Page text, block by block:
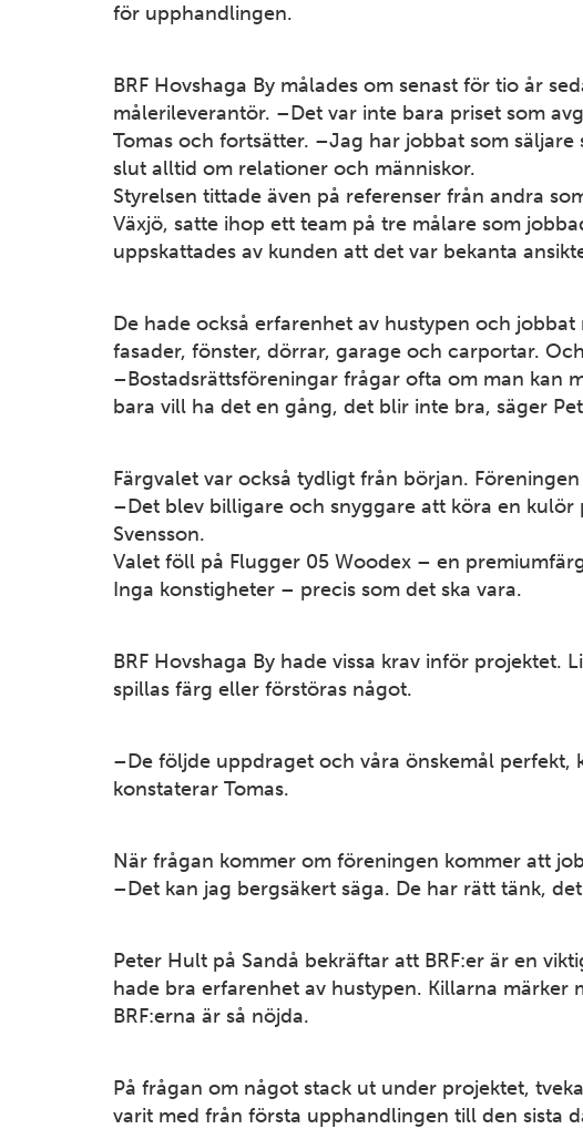
för upphandlingen.
BRF Hovshaga By målades om senast för tio år
målerileverantör. –Det var inte bara priset som
Tomas och fortsätter. –Jag har jobbat som
slut alltid om relationer och människor.
Styrelsen tittade även på referenser från andra
Växjö, satte ihop ett team på tre målare som
uppskattades av kunden att det var bekanta
De hade också erfarenhet av hustypen och
fasader, fönster, dörrar, garage och carportar.
–Bostadsrättsföreningar frågar ofta om man kan
bara vill ha det en gång, det blir inte bra, säger
Färgvalet var också tydligt från början.
–Det blev billigare och snyggare att köra en kulör
Svensson.
Valet föll på Flugger 05 Woodex – en
Inga konstigheter – precis som det ska vara.
BRF Hovshaga By hade vissa krav inför
spillas färg eller förstöras något.
–De följde uppdraget och våra önskemål
konstaterar Tomas.
När frågan kommer om föreningen kommer att
–Det kan jag bergsäkert säga. De har rätt tänk,
Peter Hult på Sandå bekräftar att BRF:er är en
hade bra erfarenhet av hustypen. Killarna
BRF:erna är så nöjda.
På frågan om något stack ut under projektet,
varit med från första upphandlingen till den sista